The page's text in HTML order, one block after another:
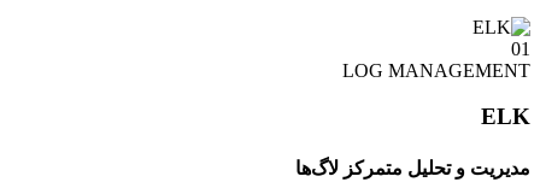
01
LOG MANAGEMENT
ELK
مدیریت و تحلیل متمرکز لاگ‌ها